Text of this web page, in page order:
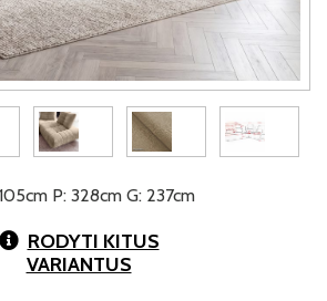
P: 328cm G: 237cm
RODYTI KITUS
VARIANTUS